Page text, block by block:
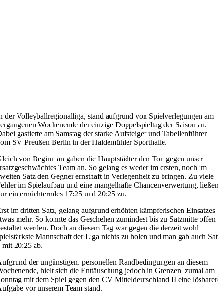
der Volleyballregionalliga, stand aufgrund von Spielverlegungen am
Wochenende der einzige Doppelspieltag der Saison an.
gastierte am Samstag der starke Aufsteiger und Tabellenführer
SV Preußen Berlin in der Haidemühler Sporthalle.
von Beginn an gaben die Hauptstädter den Ton gegen unser
Team an. So gelang es weder im ersten, noch im
Satz den Gegner ernsthaft in Verlegenheit zu bringen. Zu viele
im Spielaufbau und eine mangelhafte Chancenverwertung, ließen
ein ernüchterndes 17:25 und 20:25 zu.
im dritten Satz, gelang aufgrund erhöhten kämpferischen Einsatzes
mehr. So konnte das Geschehen zumindest bis zu Satzmitte offen
werden. Doch an diesem Tag war gegen die derzeit wohl
Mannschaft der Liga nichts zu holen und man gab auch
mit 20:25 ab.
der ungünstigen, personellen Randbedingungen an diesem
hielt sich die Enttäuschung jedoch in Grenzen, zumal am
mit dem Spiel gegen den CV Mitteldeutschland II eine
vor unserem Team stand.